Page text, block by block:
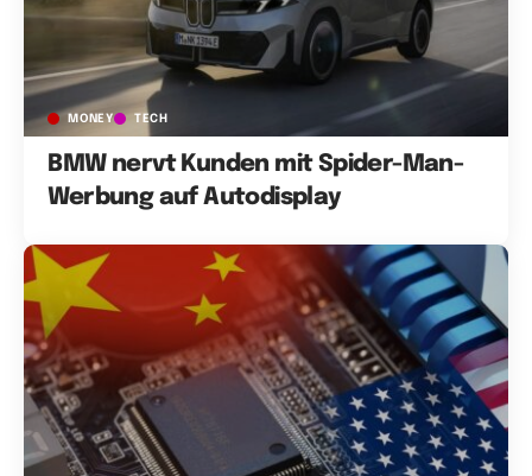
MONEY TECH
BMW nervt Kunden mit Spider-Man-
Werbung auf Autodisplay